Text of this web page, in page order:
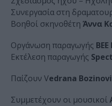
Συνεργασία στη
Βοηθοί σκηνοθέτη Άννα
Οργάνωση παραγωγής
Εκτέλεση παραγωγής
Παίζουν Vedrana
Συμμετέχουν οι μουσικοί